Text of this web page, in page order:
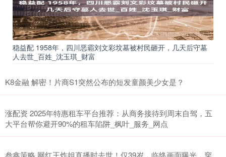
稳益配 1958年，四川恶霸刘文彩坟墓被村民砸开，几天后守墓
人去世_百姓_沈玉琪_财富
K8金融 解密！片商S1突然公布的短发童颜美少女是？
涨配资 2025年特惠租车平台推荐：从商务接待到周末自驾，五
大平台帮你避开90%的租车陷阱_枫叶_服务_网点
叁鑫策略 网红王炸姐直播时去世！仅39岁，临终画面曝光，穿